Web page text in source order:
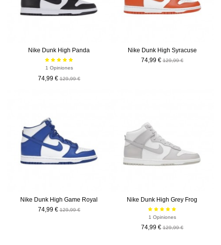
Nike Dunk High Panda
1 Opiniones
74,99 € 129,99 €
Nike Dunk High Syracuse
74,99 € 129,99 €
Nike Dunk High Game Royal
74,99 € 129,99 €
Nike Dunk High Grey Frog
1 Opiniones
74,99 € 129,99 €